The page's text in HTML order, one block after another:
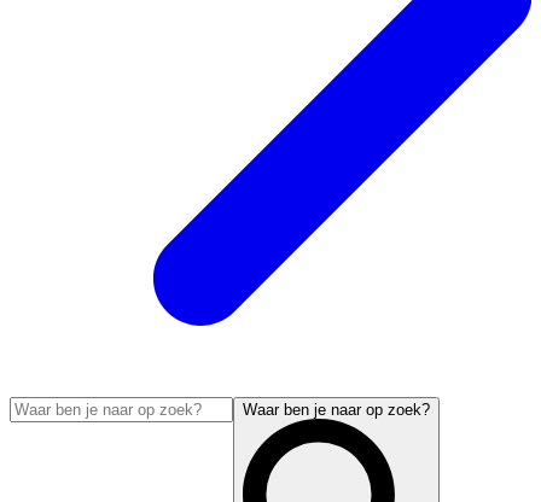
Waar ben je naar op zoek?